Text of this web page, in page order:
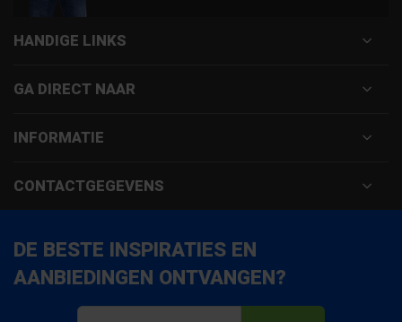
HANDIGE LINKS
GA DIRECT NAAR
INFORMATIE
CONTACTGEGEVENS
DE BESTE INSPIRATIES EN
AANBIEDINGEN ONTVANGEN?